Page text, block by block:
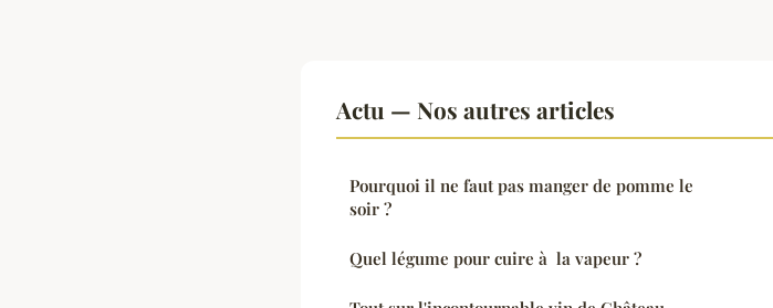
Actu — Nos autres articles
Pourquoi il ne faut pas manger de pomme le
soir ?
Quel légume pour cuire à la vapeur ?